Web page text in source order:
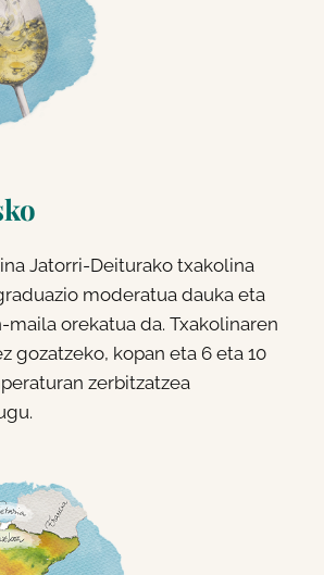
Jatorri-Deiturako txakolina
moderatua dauka eta
maila orekatua da. Txakolinaren
gozatzeko, kopan eta 6 eta 10
zerbitzatzea